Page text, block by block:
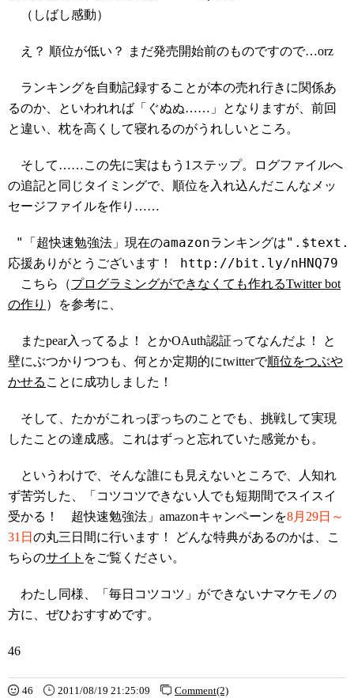
（しばし感動）
え？ 順位が低い？ まだ発売開始前のものですので…orz
ランキングを自動記録することが本の売れ行きに関係あ
るのか、といわれれば「ぐぬぬ……」となりますが、前回
と違い、枕を高くして寝れるのがうれしいところ。
そして……この先に実はもう1ステップ。ログファイルへ
の追記と同じタイミングで、順位を入れ込んだこんなメッ
セージファイルを作り……
"「超快速勉強法」現在のamazonランキングは
こちら（プログラミングができなくても作れるTwitter bot
の作り ）を参考に、
またpear入ってるよ！ とかOAuth認証ってなんだよ！ と
壁にぶつかりつつも、何とか定期的にtwitterで順位をつぶや
かせる ことに成功しました！
そして、たかがこれっぽっちのことでも、挑戦して実現
したことの達成感。これはずっと忘れていた感覚かも。
というわけで、そんな誰にも見えないところで、人知れ
ず苦労した、「コツコツできない人でも短期間でスイスイ
受かる！ 超快速勉強法」amazonキャンペーンを8月29日～
31日 の丸三日間に行います！ どんな特典があるのかは、こ
ちらのサイト をご覧ください。
わたし同様、「毎日コツコツ」ができないナマケモノの
方に、ぜひおすすめです。
46
46 2011/08/19 21:25:09 Comment(2)